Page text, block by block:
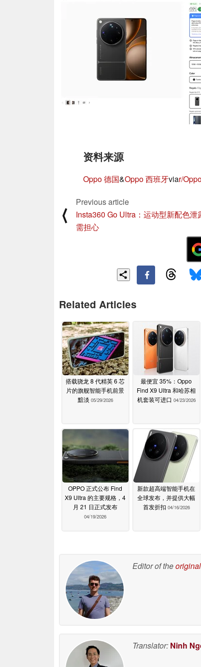
资料来源
Oppo 德国&Oppo 西班牙viar/
⟨
Previous article
Insta360 Go Ultra：运动型新配色泄
需担心
Related Articles
搭载骁龙 8 代精英 6 芯
片的旗舰智能手机前景
黯淡 05/29/2026
最便宜 35%：Oppo
Find X9 Ultra 和哈苏相
机套装可进口 04/23/2026
OPPO 正式公布 Find
X9 Ultra 的主要规格，4
月 21 日正式发布
04/19/2026
新款超高端智能手机在
全球发布，并提供大幅
首发折扣 04/16/2026
Editor of the
Translator: Ninh